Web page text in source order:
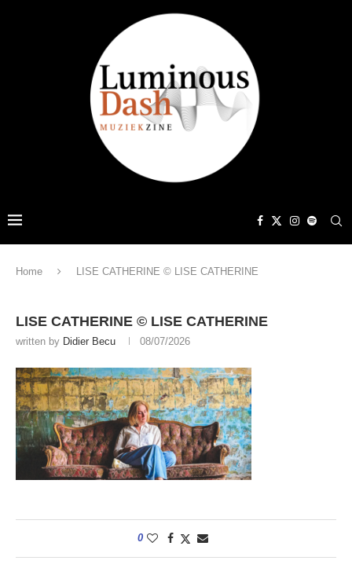
Home LISE CATHERINE © LISE CATHERINE
LISE CATHERINE © LISE CATHERINE
written by Didier Becu 08/07/2026
0